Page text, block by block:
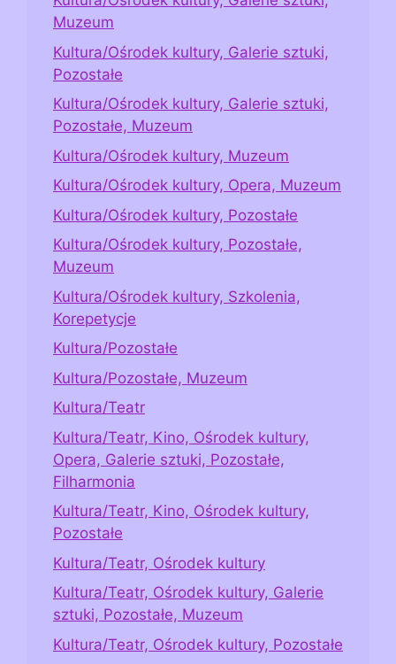
Muzeum
Kultura/Ośrodek kultury, Galerie sztuki,
Pozostałe
Kultura/Ośrodek kultury, Galerie sztuki,
Pozostałe, Muzeum
Kultura/Ośrodek kultury, Muzeum
Kultura/Ośrodek kultury, Opera, Muzeum
Kultura/Ośrodek kultury, Pozostałe
Kultura/Ośrodek kultury, Pozostałe,
Muzeum
Kultura/Ośrodek kultury, Szkolenia,
Korepetycje
Kultura/Pozostałe
Kultura/Pozostałe, Muzeum
Kultura/Teatr
Kultura/Teatr, Kino, Ośrodek kultury,
Opera, Galerie sztuki, Pozostałe,
Filharmonia
Kultura/Teatr, Kino, Ośrodek kultury,
Pozostałe
Kultura/Teatr, Ośrodek kultury
Kultura/Teatr, Ośrodek kultury, Galerie
sztuki, Pozostałe, Muzeum
Kultura/Teatr, Ośrodek kultury, Pozostałe